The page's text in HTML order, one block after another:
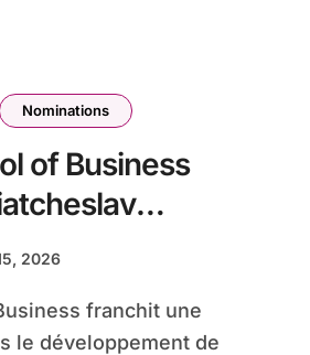
Nominations
of Business
de Vice-
2026
le développement de